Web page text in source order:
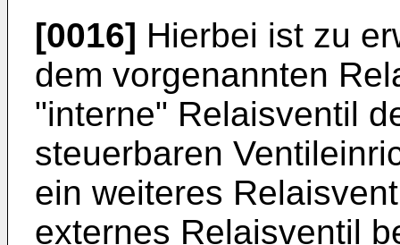
[0016] Hierbei ist zu
dem vorgenannten
"interne" Relaisventil
steuerbaren
ein weiteres
externes Relaisventil